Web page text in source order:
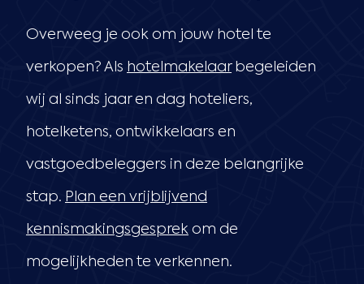
Overweeg je ook om jouw hotel te
verkopen? Als hotelmakelaarbegeleiden
wij al sinds jaar en dag hoteliers,
hotelketens, ontwikkelaars en
vastgoedbeleggers in deze belangrijke
stap. Plan een vrijblijvend
kennismakingsgesprek om de
mogelijkheden te verkennen.